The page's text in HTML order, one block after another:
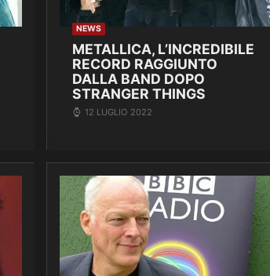
NEWS
METALLICA, L’INCREDIBILE
RECORD RAGGIUNTO
DALLA BAND DOPO
STRANGER THINGS
12 LUGLIO 2022